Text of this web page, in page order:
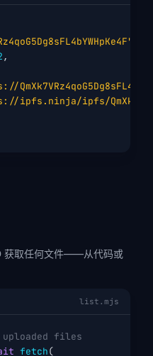
,
ipfs.ninja/ipfs/
获取任何文件——从代码或
list.mjs
files
fetch(